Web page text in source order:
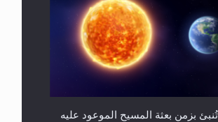
بزمن بعثة المسيح الموعود عليه